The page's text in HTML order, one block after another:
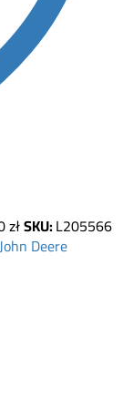
złSKU:L205566
John Deere